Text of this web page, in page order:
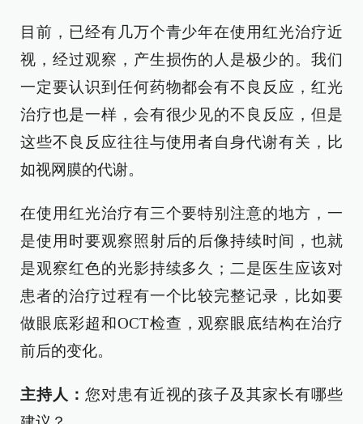
目前，已经有几万个青少年在使用红光治疗近
视，经过观察，产生损伤的人是极少的。我们
一定要认识到任何药物都会有不良反应，红光
治疗也是一样，会有很少见的不良反应，但是
这些不良反应往往与使用者自身代谢有关，比
如视网膜的代谢。
在使用红光治疗有三个要特别注意的地方，一
是使用时要观察照射后的后像持续时间，也就
是观察红色的光影持续多久；二是医生应该对
患者的治疗过程有一个比较完整记录，比如要
做眼底彩超和OCT检查，观察眼底结构在治疗
前后的变化。
主持人： 您对患有近视的孩子及其家长有哪些